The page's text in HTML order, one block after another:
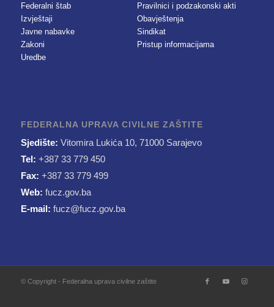
Federalni štab
Izvještaji
Javne nabavke
Zakoni
Uredbe
Pravilnici i podzakonski akti
Obavještenja
Sindikat
Pristup informacijama
FEDERALNA UPRAVA CIVILNE ZAŠTITE
Sjedište: Vitomira Lukića 10, 71000 Sarajevo
Tel: +387 33 779 450
Fax: +387 33 779 499
Web: fucz.gov.ba
E-mail: fucz@fucz.gov.ba
© Copyright - Federalna uprava civilne zaštite